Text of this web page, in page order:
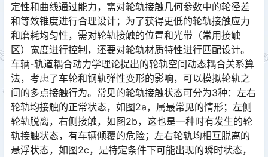
定性和曲线通过能力，需对轮轨接触几何参数中的轮径差
和等效锥度进行合理设计；为了获得更低的轮轨接触应力
和磨耗均匀性，需对轮轨接触的位置和光带（常用接触
区）宽度进行控制，还要对轮轨材质特性进行匹配设计。
车辆-轨道耦合动力学理论提出的轮轨空间动态耦合关系算
法，考虑了车轮和钢轨弹性变形的影响，可以模拟轮轨之
间的多点接触行为。常见的轮轨接触状态可分为3种：左右
轮轨均接触的正常状态，如图2a，属最常见的情形；左侧
轮轨脱离，右侧接触，如图2b，这也是一种时有发生的轮
轨接触状态，有车辆倾覆的危险；左右轮轨均相互脱离的
悬浮状态，如图2c，是特定条件下可能出现的瞬时状态，